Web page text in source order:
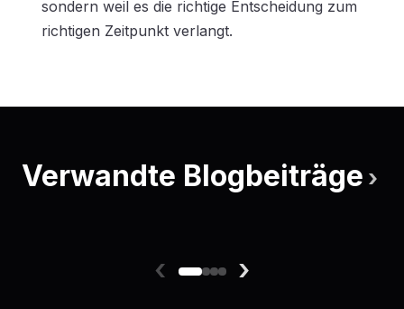
sondern weil es die richtige Entscheidung zum
richtigen Zeitpunkt verlangt.
Verwandte Blogbeiträge ›
‹ ›